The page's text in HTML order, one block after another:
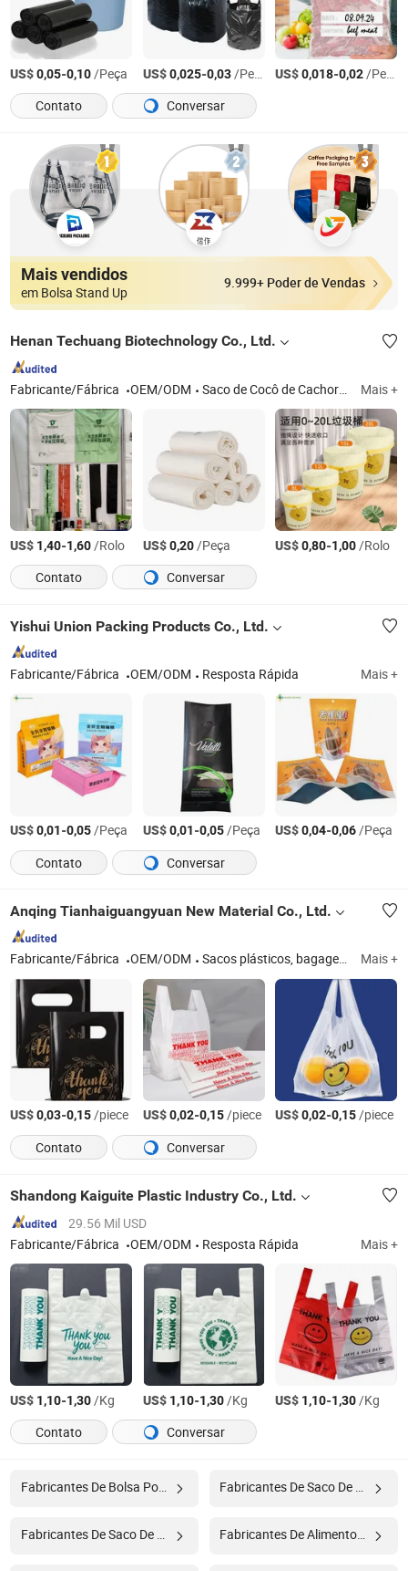
US$0,05-0,10/Peça US$0,025-0,03/Peça US$0,018-0,02/Peça
Contato
Conversar
Mais vendidos
em Bolsa Stand Up
9.999+ Poder de Vendas
Henan Techuang Biotechnology Co., Ltd.
Fabricante/Fábrica OEM/ODM Saco de Cocô de Cachorro Biodegradável, Saco de Lixo Biodegradável, Saco de Envio Biodegradável, Saco de Roupas Biodegradável Mais +
US$ 1,40-1,60/Rolo US$0,20/Peça US$0,80-1,00/Rolo
Contato
Conversar
Yishui Union Packing Products Co., Ltd.
Fabricante/Fábrica OEM/ODM Resposta Rápida Mais +
US$0,01-0,05/Peça US$0,01-0,05/Peça US$0,04-0,06/Peça
Contato
Conversar
Anqing Tianhaiguangyuan New Material Co., Ltd.
Fabricante/Fábrica OEM/ODM Sacos plásticos, bagagens e caixas de presente, necessidades diárias leves da indústria, filme retrátil, impressão de embalagens, sacos de lixo, filmes plásticos Mais +
US$0,03-0,15/piece US$0,02-0,15/piece US$0,02-0,15/piece
Contato
Conversar
Shandong Kaiguite Plastic Industry Co., Ltd.
29.56 Mil USD
Fabricante/Fábrica
OEM/ODM Resposta Rápida Mais +
US$ 1,10-1,30/Kg US$ 1,10-1,30/Kg US$ 1,10-1,30/Kg
Contato
Conversar
Fabricantes De Bolsa Pouch
Fabricantes De Alimentos Para Animais De Estimação